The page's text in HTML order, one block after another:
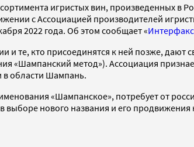
игристых вин, произведенных
с Ассоциацией производителей
2022 года. Об этом сообщает «Интерфакс
и те, кто присоединятся к ней позже,
«Шампанский метод»). Ассоциация
в области Шампань.
«Шампанское», потребует от
выборе нового названия и его продвижения